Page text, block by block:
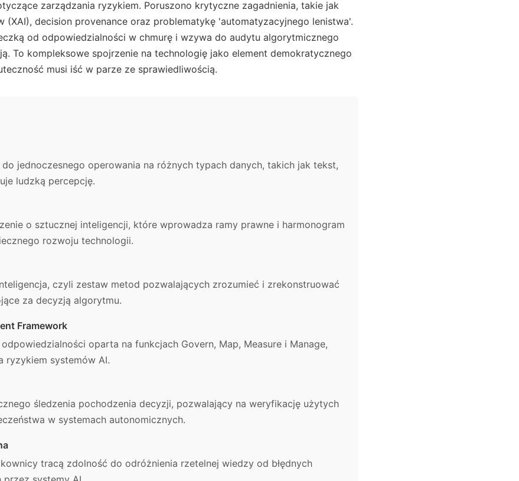
zarządzania ryzykiem. Poruszono krytyczne zagadnienia, takie jak
(XAI), decision provenance oraz problematykę 'automatyzacyjnego lenistwa'.
od odpowiedzialności w chmurę i wzywa do audytu algorytmicznego
To kompleksowe spojrzenie na technologię jako element demokratycznego
musi iść w parze ze sprawiedliwością.
jednoczesnego operowania na różnych typach danych, takich jak tekst,
ludzką percepcję.
o sztucznej inteligencji, które wprowadza ramy prawne i harmonogram
rozwoju technologii.
czyli zestaw metod pozwalających zrozumieć i zrekonstruować
za decyzją algorytmu.
Framework
oparta na funkcjach Govern, Map, Measure i Manage,
ryzykiem systemów AI.
śledzenia pochodzenia decyzji, pozwalający na weryfikację użytych
w systemach autonomicznych.
tracą zdolność do odróżnienia rzetelnej wiedzy od błędnych